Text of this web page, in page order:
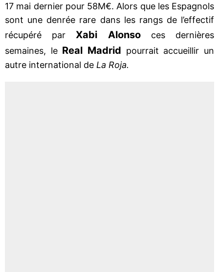
17 mai dernier pour 58M€. Alors que les Espagnols
sont une denrée rare dans les rangs de l’effectif
récupéré parXabi Alonso
ces dernières
semaines, le Real Madrid pourrait accueillir un
autre international de La Roja.